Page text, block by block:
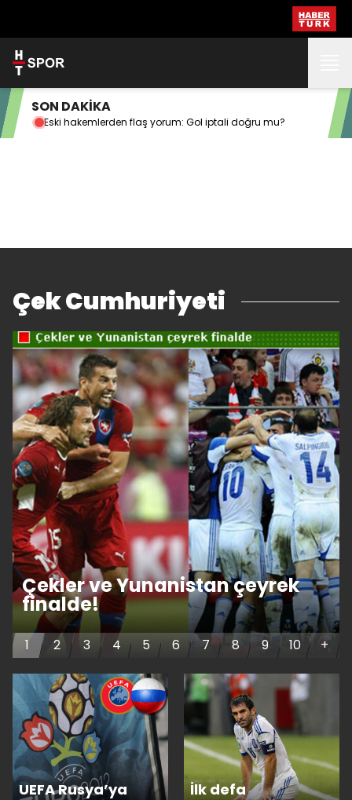
SON DAKİKA
Eski hakemlerden flaş yorum: Gol iptali doğru mu?
Çek Cumhuriyeti
Çekler ve Yunanistan çeyrek
finalde!
1 2 3 4 5 6 7 8 9 10 +
UEFA Rusya’ya
İlk defa